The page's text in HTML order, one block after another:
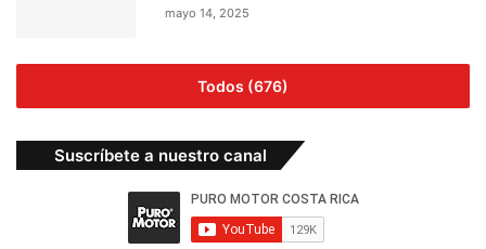
mayo 14, 2025
Todos (676)
Suscríbete a nuestro canal